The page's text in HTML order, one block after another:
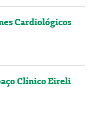
Cardiológicos
Clínico Eireli